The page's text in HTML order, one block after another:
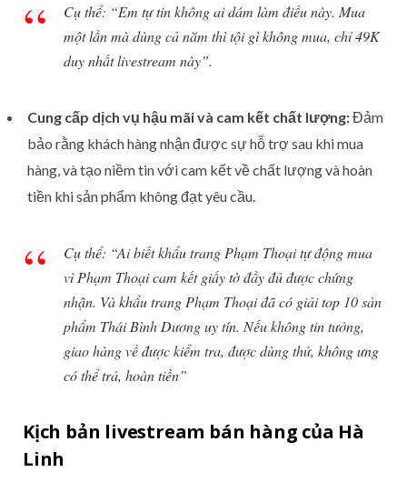
Cụ thể: “Em tự tin không ai dám làm điều này. Mua
một lần mà dùng cả năm thì tội gì không mua, chỉ 49K
duy nhất livestream này”.
Cung cấp dịch vụ hậu mãi và cam kết chất lượng:Đảm
bảo rằng khách hàng nhận được sự hỗ trợ sau khi mua
hàng, và tạo niềm tin với cam kết về chất lượng và hoàn
tiền khi sản phẩm không đạt yêu cầu.
Cụ thể: “Ai biết khẩu trang Phạm Thoại tự động mua
vì Phạm Thoại cam kết giấy tờ đầy đủ được chứng
nhận. Và khẩu trang Phạm Thoại đã có giải top 10 sản
phẩm Thái Bình Dương uy tín. Nếu không tin tưởng,
giao hàng về được kiểm tra, được dùng thử, không ưng
có thể trả, hoàn tiền”
Kịch bản livestream bán hàng của Hà
Linh